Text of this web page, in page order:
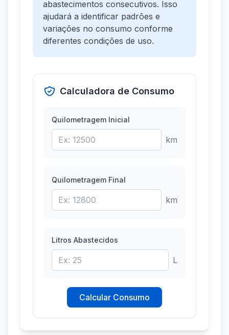
abastecimentos consecutivos. Isso
ajudará a identificar padrões e
variações no consumo conforme
diferentes condições de uso.
Calculadora de Consumo
Quilometragem Inicial
km
Quilometragem Final
km
Litros Abastecidos
L
Calcular Consumo